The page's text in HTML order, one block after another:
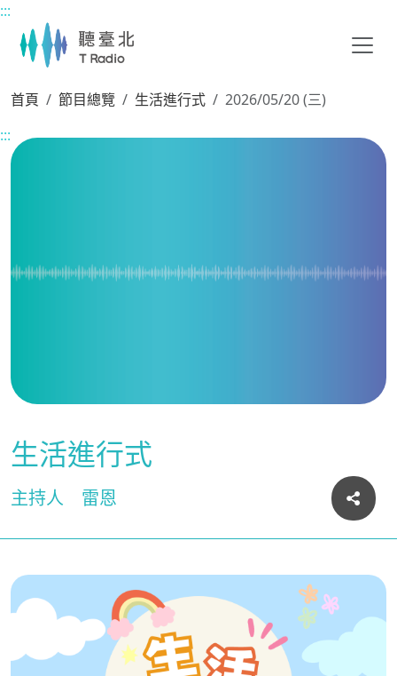
主要內容區塊
:::
首頁 節目總覽 生活進行式
2026/05/20 (三)
:::
生活進行式
主持人 雷恩